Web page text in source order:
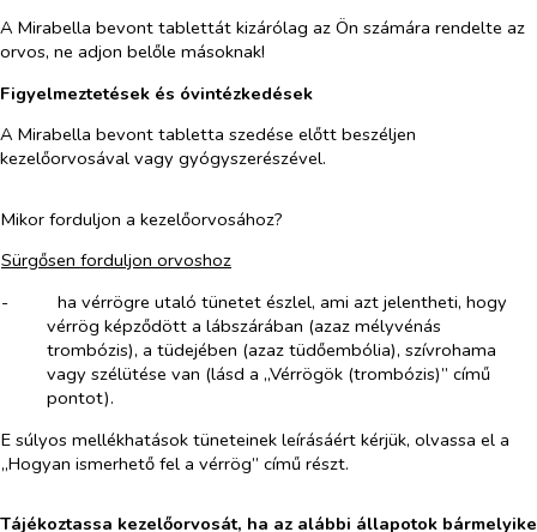
A Mirabella bevont tablettát kizárólag az Ön számára rendelte az
orvos, ne adjon belőle másoknak!
Figyelmeztetések és óvintézkedések
A Mirabella bevont tabletta szedése előtt beszéljen
kezelőorvosával vagy gyógyszerészével.
Mikor forduljon a kezelőorvosához?
Sürgősen forduljon orvoshoz
-​
ha vérrögre utaló tünetet észlel, ami azt jelentheti, hogy
vérrög képződött a lábszárában (azaz mélyvénás
trombózis), a tüdejében (azaz tüdőembólia), szívrohama
vagy szélütése van (lásd a „Vérrögök (trombózis)” című
pontot).
E súlyos mellékhatások tüneteinek leírásáért kérjük, olvassa el a
„Hogyan ismerhető fel a vérrög” című részt.
Tájékoztassa kezelőorvosát, ha az alábbi állapotok bármelyike